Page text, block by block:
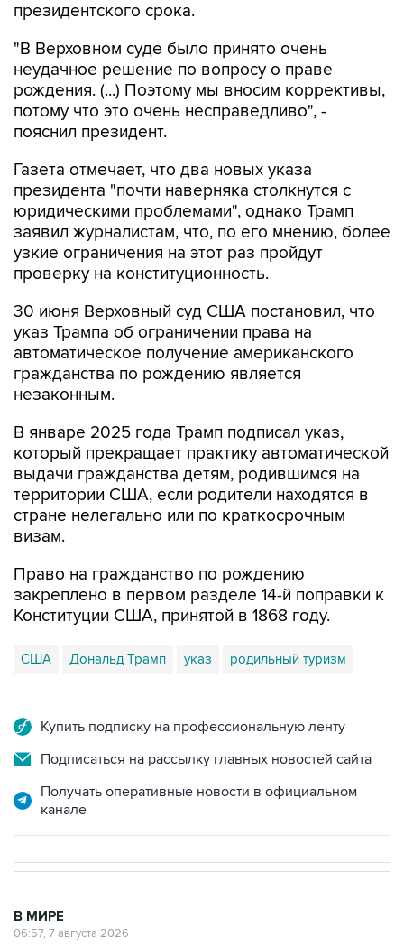
"В Верховном суде было принято очень
рождения. (...) Поэтому мы вносим коррективы,
потому что это очень несправедливо", -
пояснил президент.
Газета отмечает, что два новых указа
юридическими проблемами", однако Трамп
заявил журналистам, что, по его мнению, более
узкие ограничения на этот раз пройдут
проверку на конституционность.
30 июня Верховный суд США постановил, что
автоматическое получение американского
гражданства по рождению является
незаконным.
В январе 2025 года Трамп подписал указ,
выдачи гражданства детям, родившимся на
территории США, если родители находятся в
стране нелегально или по краткосрочным
визам.
Право на гражданство по рождению
Конституции США, принятой в 1868 году.
США Дональд Трамп указ родильный туризм
Подписаться на рассылку главных новостей сайта
Получать оперативные новости в официальном
Два человека погибли, около 20